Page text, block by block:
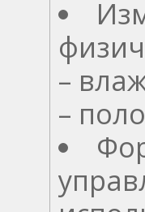
–
–